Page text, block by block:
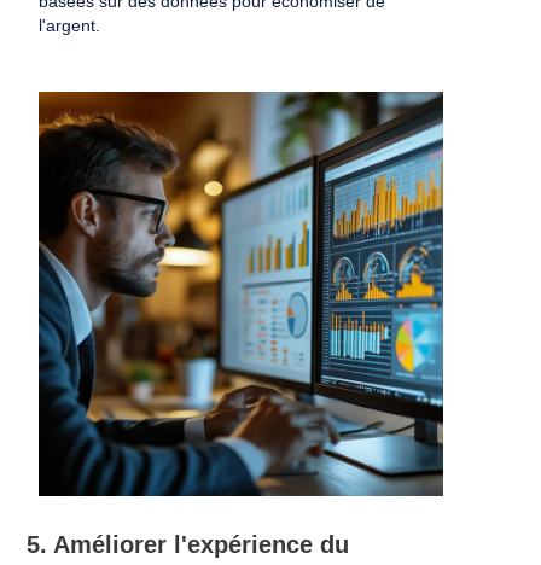
l'argent.
5. Améliorer l'expérience du